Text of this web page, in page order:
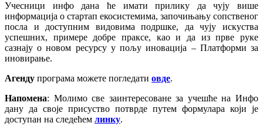
Учесници инфо дана ће имати прилику да чују више
информација о стартап екосистемима, започињању сопственог
посла и доступним видовима подршке, да чују искуства
успешних, примере добре праксе, као и да из прве руке
сазнају о новом ресурсу у пољу иновација – Платформи за
иновирање.
Агенду програма можете погледати овде.
Напомена: Молимо све заинтересоване за учешће на Инфо
дану да своје присуство потврде путем формулара који је
доступан на следећем линку.